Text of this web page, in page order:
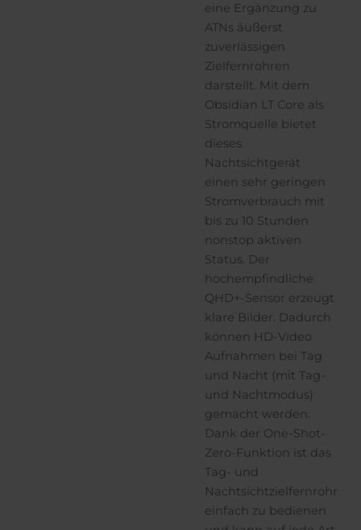
eine Ergänzung zu
ATNs äußerst
zuverlässigen
Zielfernrohren
darstellt. Mit dem
Obsidian LT Core als
Stromquelle bietet
dieses
Nachtsichtgerät
einen sehr geringen
Stromverbrauch mit
bis zu 10 Stunden
nonstop aktiven
Status. Der
hochempfindliche
QHD+-Sensor erzeugt
klare Bilder. Dadurch
können HD-Video
Aufnahmen bei Tag
und Nacht (mit Tag-
und Nachtmodus)
gemacht werden.
Dank der One-Shot-
Zero-Funktion ist das
Tag- und
Nachtsichtzielfernrohr
einfach zu bedienen